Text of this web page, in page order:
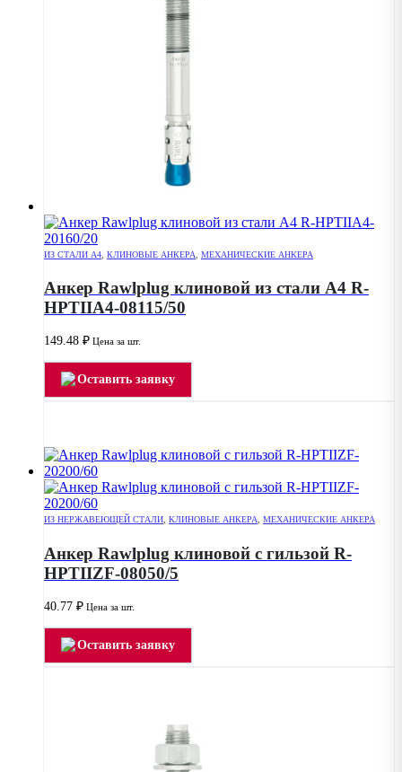
ИЗ СТАЛИ А4 КЛИНОВЫЕ АНКЕРА МЕХАНИЧЕСКИЕ АНКЕРА
Анкер Rawlplug клиновой из стали А4 R-
HPTIIA4-08115/50
149.48 ₽ Цена за шт.
Оставить заявку
ИЗ НЕРЖАВЕЮЩЕЙ СТАЛИ, КЛИНОВЫЕ АНКЕРА, МЕХАНИЧЕСКИЕ АНКЕРА
Анкер Rawlplug клиновой с гильзой R-
HPTIIZF-08050/5
40.77 ₽ Цена за шт.
Оставить заявку